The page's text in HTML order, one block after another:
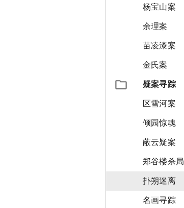
杨宝山案
余理案
苗凌漆案
金氏案
疑案寻踪
区雪河案
倾园惊魂
蔽云疑案
郑谷楼杀局
扑朔迷离
名画寻踪